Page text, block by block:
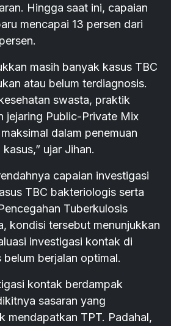
Hingga saat ini, capaian
mencapai 13 persen dari
masih banyak kasus TBC
atau belum terdiagnosis.
swasta, praktik
jejaring Public-Private Mix
dalam penemuan
ujar Jihan.
capaian investigasi
TBC bakteriologis serta
Tuberkulosis
kondisi tersebut menunjukkan
investigasi kontak di
berjalan optimal.
kontak berdampak
sasaran yang
mendapatkan TPT. Padahal,